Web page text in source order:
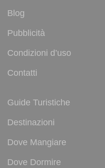
Blog
Pubblicità
Condizioni d’uso
Contatti
Guide Turistiche
Destinazioni
Dove Mangiare
Dove Dormire